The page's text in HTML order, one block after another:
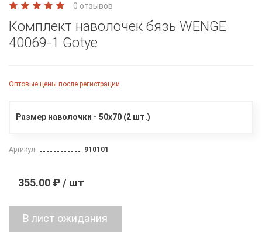
0 отзывов
Комплект наволочек бязь WENGE
40069-1 Gotye
Оптовые цены после регистрации
Размер наволочки - 50х70 (2 шт.)
Артикул: 910101
355.00 ₽ / шт